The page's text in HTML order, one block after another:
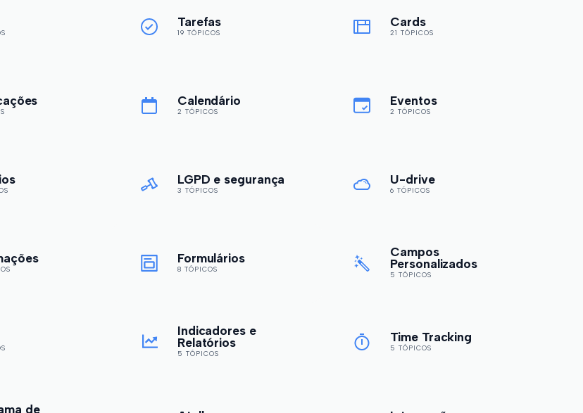
Tarefas
19 TÓPICOS
Cards
21 TÓPICOS
Calendário
2 TÓPICOS
Eventos
2 TÓPICOS
LGPD e segurança
3 TÓPICOS
U-drive
6 TÓPICOS
Formulários
8 TÓPICOS
Campos
Personalizados
5 TÓPICOS
Indicadores e
Relatórios
5 TÓPICOS
Time Tracking
5 TÓPICOS
de